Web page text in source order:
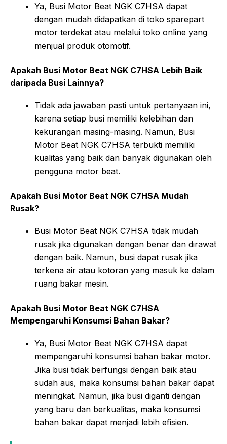
Ya, Busi Motor Beat NGK C7HSA dapat
dengan mudah didapatkan di toko sparepart
motor terdekat atau melalui toko online yang
menjual produk otomotif.
Apakah Busi Motor Beat NGK C7HSA Lebih Baik
daripada Busi Lainnya?
Tidak ada jawaban pasti untuk pertanyaan ini,
karena setiap busi memiliki kelebihan dan
kekurangan masing-masing. Namun, Busi
Motor Beat NGK C7HSA terbukti memiliki
kualitas yang baik dan banyak digunakan oleh
pengguna motor beat.
Apakah Busi Motor Beat NGK C7HSA Mudah
Rusak?
Busi Motor Beat NGK C7HSA tidak mudah
rusak jika digunakan dengan benar dan dirawat
dengan baik. Namun, busi dapat rusak jika
terkena air atau kotoran yang masuk ke dalam
ruang bakar mesin.
Apakah Busi Motor Beat NGK C7HSA
Mempengaruhi Konsumsi Bahan Bakar?
Ya, Busi Motor Beat NGK C7HSA dapat
mempengaruhi konsumsi bahan bakar motor.
Jika busi tidak berfungsi dengan baik atau
sudah aus, maka konsumsi bahan bakar dapat
meningkat. Namun, jika busi diganti dengan
yang baru dan berkualitas, maka konsumsi
bahan bakar dapat menjadi lebih efisien.